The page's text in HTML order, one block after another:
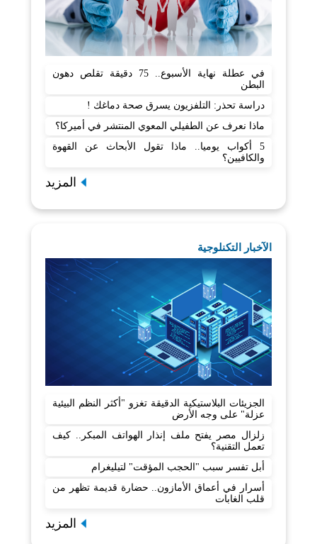
في عطلة نهاية الأسبوع.. 75 دقيقة تقلص دهون
البطن
دراسة تحذر: التلفزيون يسرق صحة دماغك !
ماذا نعرف عن الطفيلي المعوي المنتشر في أميركا؟
5 أكواب يوميا.. ماذا تقول الأبحاث عن القهوة
والكافيين؟
المزيد
الآخبار التكنلوجية
الجزيئات البلاستيكية الدقيقة تغزو "أكثر النظم البيئية
عزلة" على وجه الأرض
زلزال مصر يفتح ملف إنذار الهواتف المبكر.. كيف
تعمل التقنية؟
أبل تفسر سبب "الحجب المؤقت" لتيليغرام
أسرار في أعماق الأمازون.. حضارة قديمة تظهر من
قلب الغابات
المزيد